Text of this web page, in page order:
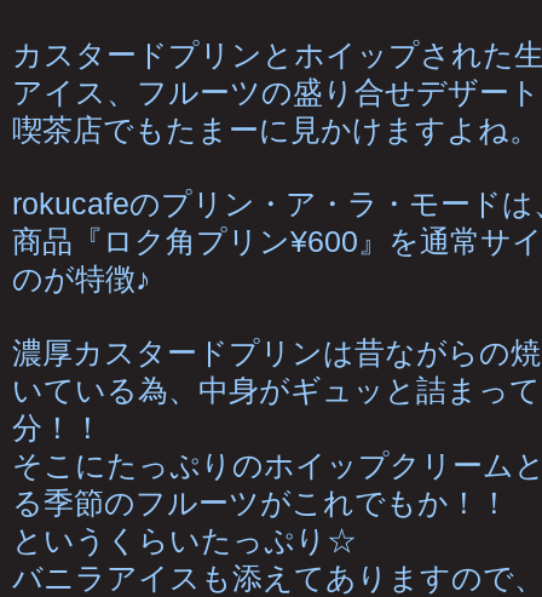
カスタードプリンとホイップされた
アイス、フルーツの盛り合せデザー
喫茶店でもたまーに見かけますよね。
rokucafeのプリン・ア・ラ・モード
商品『ロク角プリン¥600』を通常サ
のが特徴♪
濃厚カスタードプリンは昔ながらの
いている為、中身がギュッと詰まっ
分！！
そこにたっぷりのホイップクリーム
る季節のフルーツがこれでもか！！
というくらいたっぷり☆
バニラアイスも添えてありますので